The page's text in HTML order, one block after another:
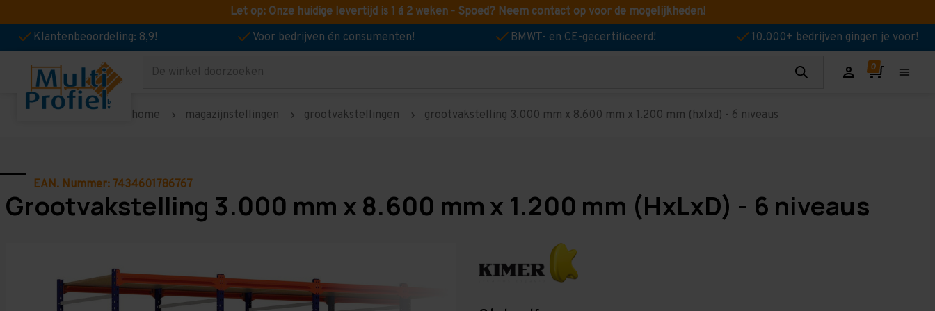
Let op: Onze huidige levertijd is 1 á 2 weken - Spoed? Neem contact op voor de mogelijkheden!
Klantenbeoordeling: 8,9!
Voor bedrijven én consumenten! BMWT- en CE-gecertificeerd! 10.000+ bedrijven gingen je voor!
Zoeken
home magazijnstellingen grootvakstellingen grootvakstelling 3.000 mm x 8.600 mm x 1.200 mm (hxlxd) - 6 niveaus
EAN. Nummer: 7434601786767
Grootvakstelling 3.000 mm x 8.600 mm x 1.200 mm (HxLxD) - 6 niveaus